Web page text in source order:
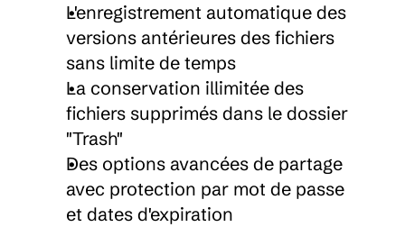
L'enregistrement automatique des
versions antérieures des fichiers
sans limite de temps
La conservation illimitée des
fichiers supprimés dans le dossier
"Trash"
Des options avancées de partage
avec protection par mot de passe
et dates d'expiration